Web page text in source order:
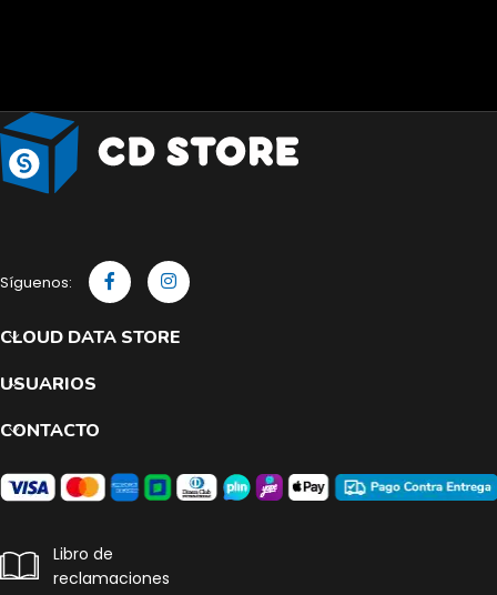
Síguenos:
CLOUD DATA STORE
USUARIOS
CONTACTO
Libro de
reclamaciones